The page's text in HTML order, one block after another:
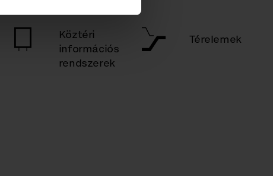
Köztéri
információs
rendszerek
Térelemek